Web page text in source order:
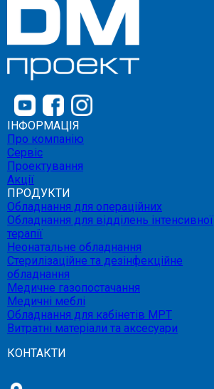
ІНФОРМАЦІЯ
Про компанію
Сервіс
Проектування
Акції
ПРОДУКТИ
Обладнання для операційних
Обладнання для відділень інтенсивної
терапії
Неонатальне обладнання
Стерилізаційне та дезінфекційне
обладнання
Медичне газопостачання
Медичні меблі
Обладнання для кабінетів МРТ
Витратні матеріали та аксесуари
КОНТАКТИ